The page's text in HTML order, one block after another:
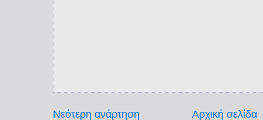
Νεότερη ανάρτηση Αρχική σελίδα